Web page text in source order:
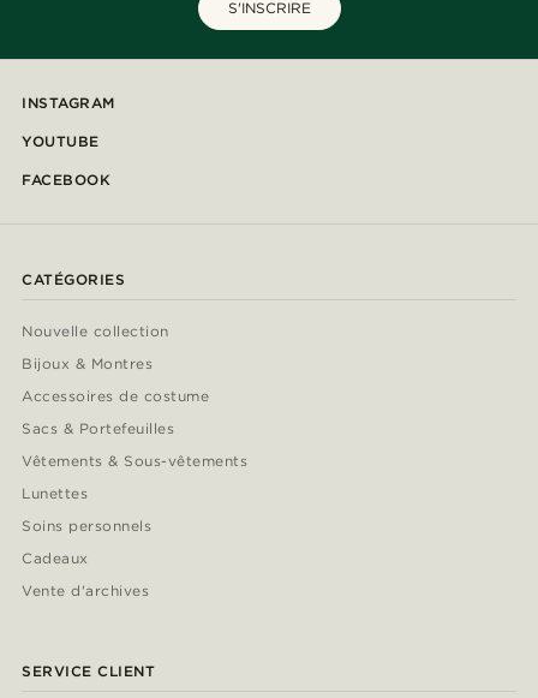
S'INSCRIRE
INSTAGRAM
YOUTUBE
FACEBOOK
CATÉGORIES
Nouvelle collection
Bijoux & Montres
Accessoires de costume
Sacs & Portefeuilles
Vêtements & Sous-vêtements
Lunettes
Soins personnels
Cadeaux
Vente d'archives
SERVICE CLIENT